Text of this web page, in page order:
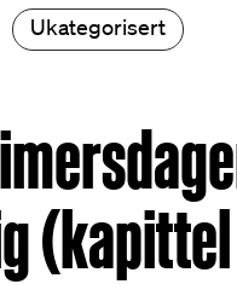
Ukategorisert